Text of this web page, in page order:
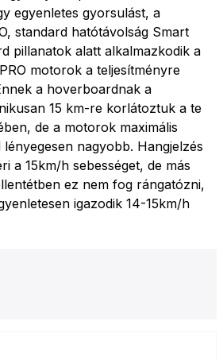
egyenletes gyorsulást, a
standard hatótávolság Smart
pillanatok alatt alkalmazkodik a
motorok a teljesítményre
a hoverboardnak a
15 km-re korlátoztuk a te
de a motorok maximális
nagyobb. Hangjelzés
a 15km/h sebességet, de más
ez nem fog rángatózni,
igazodik 14-15km/h